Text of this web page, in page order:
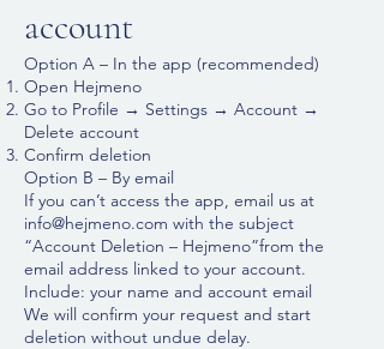
account
Option A – In the app (recommended)
Open Hejmeno
Go to Profile → Settings → Account →
Delete account
Confirm deletion
Option B – By email
If you can’t access the app, email us at
info@hejmeno.com with the subject
“Account Deletion – Hejmeno”from the
email address linked to your account.
Include: your name and account email
We will confirm your request and start
deletion without undue delay.